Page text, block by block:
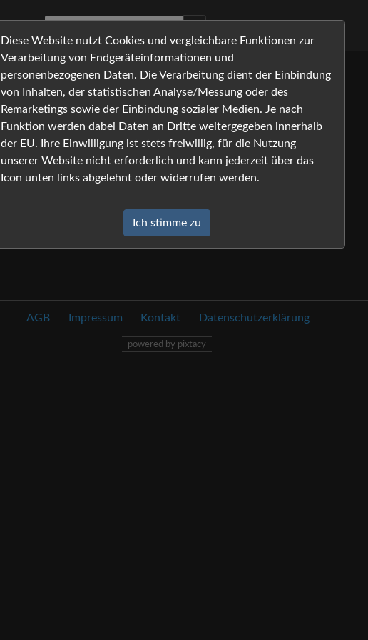
Diese Website nutzt Cookies und vergleichbare Funktionen zur
Verarbeitung von Endgeräteinformationen und
personenbezogenen Daten. Die Verarbeitung dient der Einbindung
von Inhalten, der statistischen Analyse/Messung oder des
Remarketings sowie der Einbindung sozialer Medien. Je nach
Funktion werden dabei Daten an Dritte weitergegeben innerhalb
der EU. Ihre Einwilligung ist stets freiwillig, für die Nutzung
unserer Website nicht erforderlich und kann jederzeit über das
Icon unten links abgelehnt oder widerrufen werden.
Ich stimme zu
AGB Impressum Kontakt Datenschutzerklärung
powered by pixtacy